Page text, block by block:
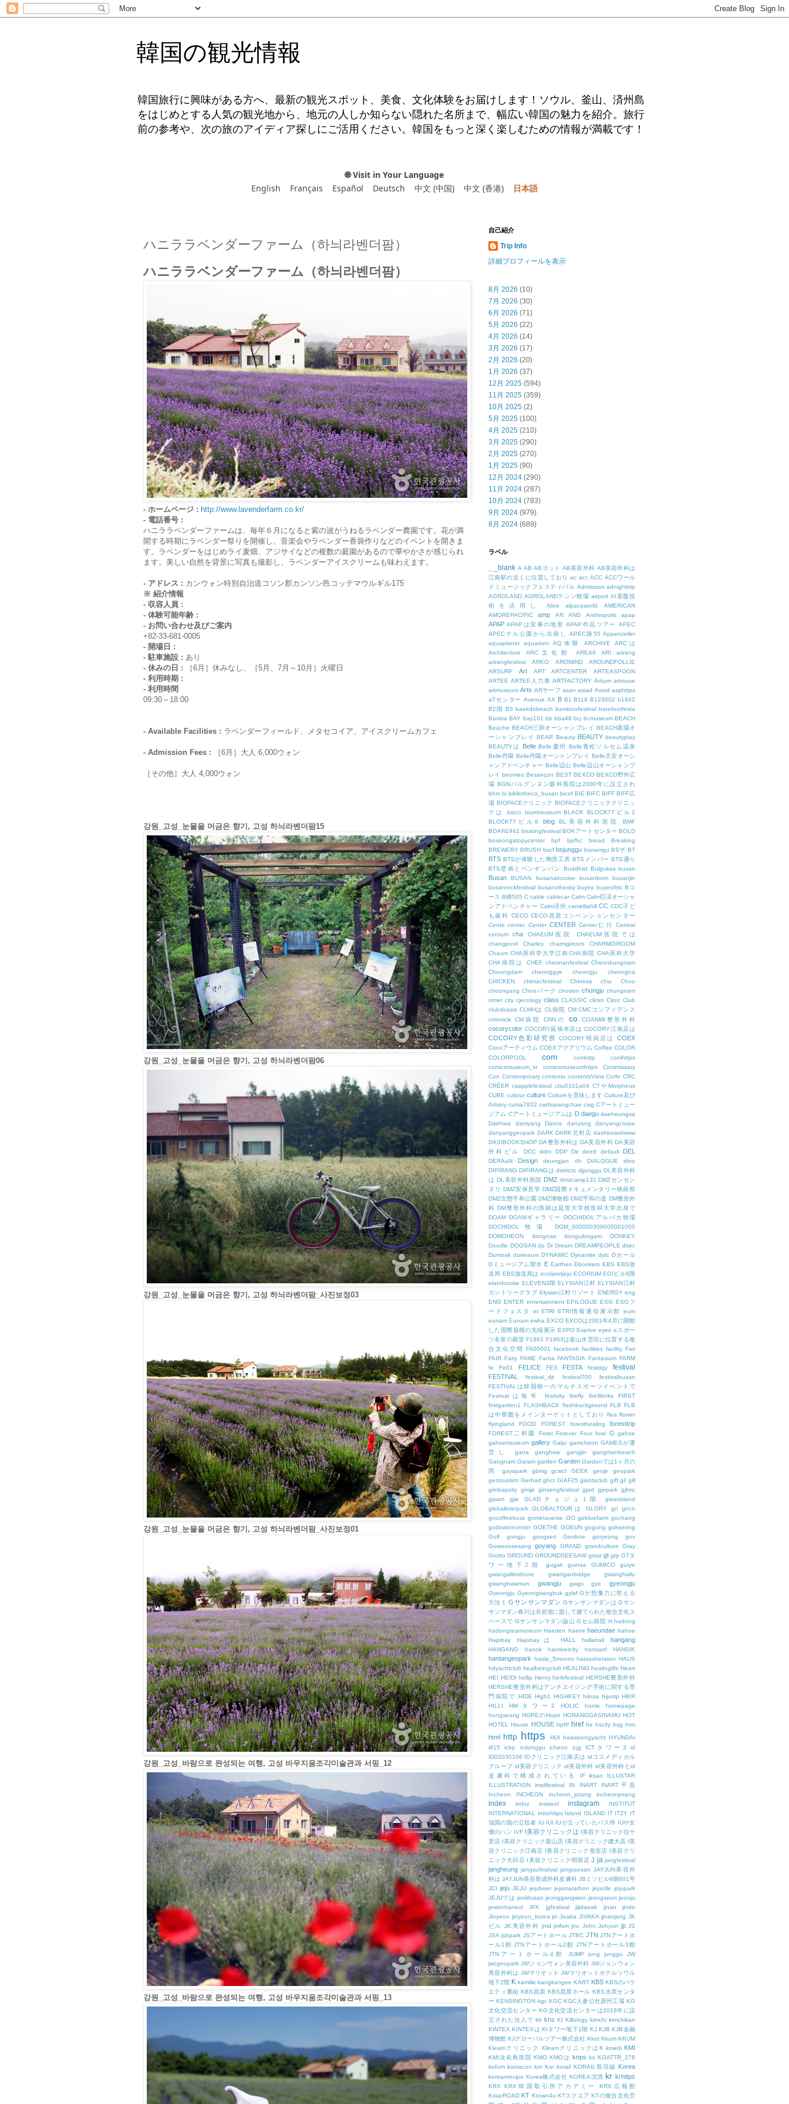
韓国の観光情報
韓国旅行に興味がある方へ、最新の観光スポット、美食、文化体験をお届けします！ソウル、釜山、済州島
をはじめとする人気の観光地から、地元の人しか知らない隠れた名所まで、幅広い韓国の魅力を紹介。旅行
前の参考や、次の旅のアイディア探しにご活用ください。韓国をもっと深く楽しむための情報が満載です！
🌐 Visit in Your Language
English
Français Español Deutsch 中文 (中国) 中文 (香港) 日本語
ハニララベンダーファーム（하늬라벤더팜）
ハニララベンダーファーム（하늬라벤더팜）
- ホームページ : http://www.lavenderfarm.co.kr/
- 電話番号 :
ハニララベンダーファームは、毎年６月になると紫の波がうねるラベンダー農園です。花が満
開する時期にラベンダー祭りを開催し、音楽会やラベンダー香袋作りなどのイベントを開きま
す。ラベンダーをはじめライ麦畑、アジサイなどの複数の庭園があるので華やかさが感じられ
ます。美しい自然を背景に写真も撮影し、ラベンダーアイスクリームも味わえます。
- アドレス : カンウォン特別自治道コソン郡カンソン邑コッテマウルギル175
※ 紹介情報
- 収容人員 :
- 体験可能年齢 :
- お問い合わせ及びご案内
+82-33-681-0005
- 開場日 :
- 駐車施設 : あり
- 休みの日 :
［6月］休みなし、［5月、7月～10月］火曜日
- 利用時期 :
- 利用時間
09:30～18:00
- Available Facilities : ラベンダーフィールド、メタセコイア、アイスクリームカフェ
- Admission Fees : ［6月］大人 6,000ウォン
［その他］大人 4,000ウォン
강원_고성_눈물을 머금은 향기, 고성 하늬라벤더팜15
강원_고성_눈물을 머금은 향기, 고성 하늬라벤더팜06
강원_고성_눈물을 머금은 향기, 고성 하늬라벤더팜_사진보정03
강원_고성_눈물을 머금은 향기, 고성 하늬라벤더팜_사진보정01
강원_고성_바람으로 완성되는 여행, 고성 바우지움조각미술관과 서핑_12
강원_고성_바람으로 완성되는 여행, 고성 바우지움조각미술관과 서핑_13
自己紹介
Trip Info
詳細プロフィールを表示
8月 2026 (10)
7月 2026 (30)
6月 2026 (71)
5月 2026 (22)
4月 2026 (14)
3月 2026 (17)
2月 2026 (20)
1月 2026 (37)
12月 2025 (594)
11月 2025 (359)
10月 2025 (2)
5月 2025 (100)
4月 2025 (210)
3月 2025 (290)
2月 2025 (270)
1月 2025 (90)
12月 2024 (290)
11月 2024 (287)
10月 2024 (783)
9月 2024 (979)
8月 2024 (689)
ラベル
_blank A AB ABヨット AB美容外科 AB美容外科は
江南駅の近くに位置しており ac acc ACC ACCワール
ドミュージックフェスティバル Admission adnighttrip
AGROLAND AGROLANDテシン牧場 airport AI基盤技
術を活用し
Alive alpacaworld
AMERICAN
AMOREPACIFIC
amp AN AND Anthropolis apap
APAP APAPは安養の地形 APAP作品ツアー
APEC
APECナル公園から出発し
APEC路55 Appenzeller
aquaplanet
aquarium AQ体験 ARCHIVE
ARCは
Architecture
ARC文化館 AREA6 ARI
arirang
arirangfestival
ARKO AROMIND
AROUNDFOLLIE
ARSURF
Art ART ARTCENTER
ARTEASPOON
ARTEE ARTEE人力車 ARTFACTORY Artium artmuse
artmuseum Arts ARサーフ asan asiad Asiad asphttps
aTセンター Avenue AX B B1 B119 B123002 b1942
B2階 B3 baekdobeach bamboofestival barefootfesta
Barista BAY bay101 bb bba48 bcj bcmuseum BEACH
Beache BEACH三陟オーシャンプレイ BEACH襄陽オ
ーシャンプレイ
BEAR Beauty BEAUTY beautyplay
BEAUTYは
Belle Belle慶州
Belle青松ソルセム温泉
Belle丹陽 Belle丹陽オーシャンプレイ Belle天安オーシ
ャンアドベンチャー Belle辺山 Belle辺山オーシャンプ
レイ beomeo Besançon BEST BEXCO BEXCO野外広
場 BGNパルグンヌン眼科医院は2000年に設立され
bhm bi bibliotheca_busan bicof BIE BIFC BIFF BIFF広
場 BIOFACEクリニック BIOFACEクリニッククリニッ
クは
bisco biummuseum BLACK
BLOCK77ビル2
BLOCK77ビル8
blog BL美容外科医院
BMF
BOAN1942 boatingfestival BOKアートセンター BOLD
boseongatopycenter
bpf bpfhc bread
Breaking
BREWERY BRUSH bscf bsjunggu bsnamgu BSザ BT
BTS BTSが体験した陶芸工房 BTSメンバー BTS通り
BTS壁画とペンギンパン
Buddhist Bulguksa busan
Busan BUSAN busanaircruise busanbom
busanjin
busanrockfestival busanxthesky buyeo buyeofmc Bコ
ース B棟505 C cable cablecar Calm Calm巨済オーシャ
ンアドベンチャー Calm済州 camelliahill CC CDC子ど
も歯科 CECO CECO昌原コンベンションセンター
Cente center Center CENTER Center仁川
Central
centum
cha CHAEUM医院
CHAEUM医院では
changpovil
Charles charmgiroom
CHARMGIROOM
Chaum CHA医科学大学江南CHA病院 CHA医科大学
CHA病院は
CHEF cheonanfestival Cheonbungnam
Cheongdam
cheonggye cheongju
cheongna
CHICKEN
chimacfestival Chinese chiu
Choo
choongang Chooパーク chowon chungju chungnam
cimer city cjecology class CLASSIC clickn Clinic Club
clubdoasis CLWHは CL病院 CM CMCコンフィデンス
cmnmcik CM病院 CNNの co COANMI整形外科
cocorycolor COCORY延禧本店は COCORY江南店は
COCORY色彩研究所 COCORY明洞店は COEX
Coexアーティウム COEXアクアリウム Coffee COLOR
COLORPOOL
com comhttp
comhttps
comicsmuseum_kr
comicsmuseumhttps
Commissary
Con Contemporary contents contentsView Corfe CRC
CRÉER csapplefestival cttu0101a04 CTやMorpheus
CUBE cultour culture Cultureを意味します Culture及び
Artistry cuma7832 cwdsarangchae cwg Cアートミュー
ジアム Cアートミュージアムは D daegu daeheungsa
Daehwa
damyang Dance danyang
danyangcruise
danyanggeopark DARK DARK北村店 dashboardwww
DASIBOOKSHOP DA整形外科は DA美容外科 DA美容
外科ビル
DCC ddm DDP De deed default DEL
DERAaN Design deungjan dh DIALOGUE
dino
DIPIRANG DIPIRANGは districts djjunggu DL美容外科
は DL美容外科医院 DMZ dmzcamp131 DMZセンセン
ヌリ DMZ安保見学 DMZ国際ドキュメンタリー映画祭
DMZ生態平和公園 DMZ博物館 DMZ平和の道 DM整形外
科 DM整形外科の医師は延世大学校医科大学出身で
DOAM DOAMギャラリー
DOCHIDOLアルパカ牧場
DOCHIDOL牧場
DOM_000000309005001000
DOMOHEON
dongnae donguibogam
DONKEY
Doodle DOOSAN dp Dr Dream DREAMPEOPLE dsec
Dumoak dureraum DYNAMIC Dynamite dytc Dホール
Dミュージアム聖水 E Earthen Ebookers EBS EBS放
送局 EBS放送局は ecolandjeju ECORIUM EGIビル6階
elandcruise ELEVEN3階 ELYSIAN江村 ELYSIAN江村
カントリークラブ Elysian江村リゾート ENERGY eng
ENG ENTER entertainment EPILOGUE ESG ESGフ
ードフェスタ
et ETRI ETRI情報通信展示館
eum
eunam Eunam ewha EXCO EXCOは2001年4月に開館
した国際規模の先端展示 EXPO Exprive eyes eスポー
ツ名誉の殿堂 F1963 F1963は釜山水営区に位置する複
合文化空間
FA00001 facebook facilities facility Fair
FAIR Fairy FAME Fanta FANTASIA Fantasium FARM
fe
Fe01 FELICE FES FESTA festdgy festival
FESTIVAL festival_djt festival700
festivalbusan
FESTIVALは韓国唯一のマルチスポーツイベントで
Festivalは毎年
festivity firefly fireWorks
FIRST
firstgarden1
FLASHBACK flashbackground FLB FLB
は中華圏をメインターゲットとしており
flea flower
flyingland
FOOD FOREST foresthealing foresttrip
FOREST二和園 Foret Forever Four fowi G gahoe
gahoemuseum gallery Galpi gamcheon GAMESが運
営し
gana ganghwa gangjin
gangmunbeach
Gangnam Garam garden Garden Gardenでは1ヶ月の
間
gayapark gbmg gcwcf GEEK geoje
geopark
geotourism Gerhart ghct GIAF25 giantsclub giff gil gill
gimbapcity gimje ginsengfestival gjart gjepark gjfmc
gjsam
gjw GLADチェジュ1階
glassisland
globalinterpark GLOBALTOURは GLORY gn
gncn
gncoffeeboat gnmetaverse GO gobluefarm gochang
godowoncenter GOETHE GOEUN gogung gokseong
Golf
gongju gongseri Goobne goryeong
gov
Gowoonsesang
goyang GRAND grandculture
Gray
Grotto GROUND GROUNDSEESAW gstar gt gtp GTタ
ワー地下2階
gugak guinsa GUMICO
gurye
gwangallimdrone
gwanganbridge
gwanghallu
gwanghwamun
gwangju gwgs gye gyeongju
Gyeongju Gyeongsangbuk gylaf Gが想像力に答える
方法１
Gサンサンマダン Gサンサンマダンは Gサン
サンマダン春川は衣岩湖に面して建てられた複合文化ス
ペースで Gサンサンマダン論山 Gセム病院 H hadong
hadongteamuseum Haeden haemi haeundae hahoe
Hajobay
Hajobayは HALL hallatrail hangang
HANGANG hanok hanrivercity hansanf HANSIK
hantangeopark hasla_5moons hastasheraton HAUS
hdyachtclub healbeingclub HEALING healinglife Heart
HEI HEIDI hellip Henry herbfestival HERSHE整形外科
HERSHE整形外科はアンチエイジング手術に関する専
門病院で HIDE High1 HIGHKEY hiinsa hijump HiKR
HILLI
HMタワー2 HOLIC home
homepage
hongseong HOPEのHope HORANGGASINAMU HOT
HOTEL
House HOUSE hpftf href hs hscity hsg htm
html http https HUI hwaseongyacht HYUNDAI
i815
icbp icdonggu icheon icjg ICTタワー3
id
ID02030106 IDクリニック江南店は idコスメディカル
グループ id美容クリニック id美容外科 id美容外科とid
皮膚科で構成されている
IF iksan
ILLUSTAR
ILLUSTRATION
imsilfestival IN INART
INART平昌
Incheon
INCHEON incheon_jotang incheonjotang
index indvz insiseol instagram
INSTITUT
INTERNATIONAL
introhttps Island ISLAND IT ITZY IT
強国の陰の立役者 IU IUI IUが立っていたバス停 IUや女
優のハン IVF I美容クリニックは I美容クリニック往十
里店 I美容クリニック釜山店 I美容クリニック建大店 I美
容クリニック江南店 I美容クリニック蚕室店 I美容クリ
ニック大邱店 I美容クリニック明洞店 J ja jangfestival
jangheung jangsufestival jangtaesan JAYJUN美容外
科は JAYJUN美容形成外科皮膚科 JBミソビル6階601号
JCI jeju JEJU jejubeer jejumarathon jejuolle jejupark
JEJUでは jeoldusan jeonggangwon jeongseon jeonju
jewonhaneul
JFK jgfestival jijidaeak jinan
jindo
Jinyeon jinyeon_korea jiri Jivaka JIVAKA jjnanjang JK
ビル JK美容外科 jmd jmfsm jnu John Johyun jp JS
JSA jsbpark JSアートホール JTBC JTN JTNアートホ
ール1館 JTNアートホール2館 JTNアートホール3館
JTNアートホール4館
JUMP jung junggu
JW
jwcgeopark JWジョンウォン美容外科 JWジョンウォン
美容外科は JWマリオット JWマリオットホテルソウル
地下2階 K kamille kangkangee KART KBS KBSのバラ
エティ番組 KBS昌原 KBS昌原ホール KBS水原センタ
ー KENSINGTON kgc KGC KGC人参公社原州工場 KG
文化交流センター KG文化交流センターは2018年に設
立された法人で kh khs KI Killology kimchi kimchikan
KINTEX KINTEXは KIタワー地下1階 KJ KJB KJB金融
博物館 KJグローバルツアー株式会社 Kkot Kkum KKUM
Kleamクリニック
KleamクリニックはK kmedi KMI
KMI汝矣島医院 KMO KMOは knps ko KOATTR_278
kofum komacon kor Kor korail KORAIL長項線 Korea
koreanrecipe Korea株式会社 KOREA沈清 kr krhttps
KRX KRX韓国取引所アカデミー
KRX広報館
KstarROAD KT Ktown4u KTスクエア KTの複合文化空